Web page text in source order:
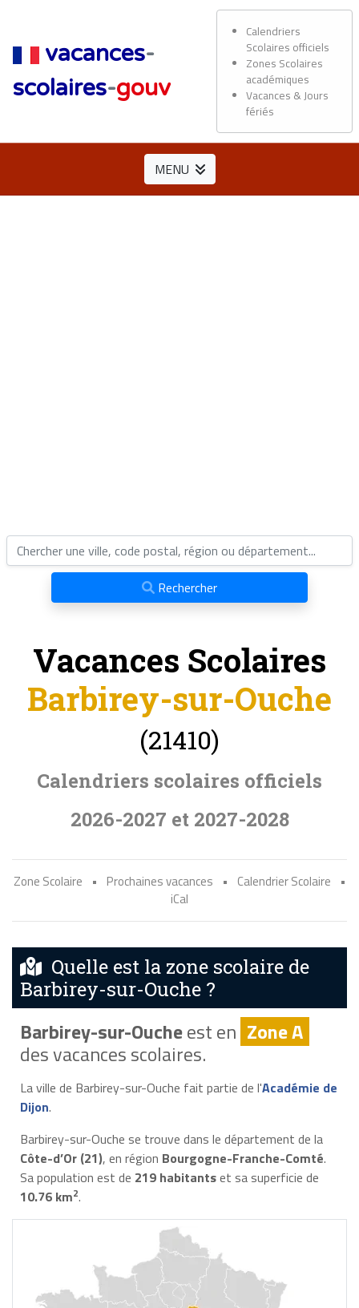
vacances-
scolaires-gouv
Calendriers
Scolaires officiels
Zones Scolaires
académiques
Vacances & Jours
fériés
MENU
Rechercher
Vacances Scolaires
Barbirey-sur-Ouche
(21410)
Calendriers scolaires officiels
2026-2027 et 2027-2028
Zone Scolaire • Prochaines vacances • Calendrier Scolaire
•
iCal
Quelle est la zone scolaire de
Barbirey-sur-Ouche ?
Barbirey-sur-Oucheest en Zone A
des vacances scolaires.
La ville de Barbirey-sur-Ouche fait partie de l'Académie de
Dijon.
Barbirey-sur-Ouche se trouve dans le département de la
Côte-d’Or (21), en région Bourgogne-Franche-Comté.
Sa population est de 219 habitantset sa superficie de
10.76 km2.